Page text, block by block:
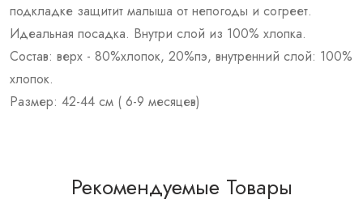
подкладке защитит малыша от непогоды и согреет.
Идеальная посадка. Внутри слой из 100% хлопка.
Состав: верх - 80%хлопок, 20%пэ, внутренний слой: 100%
хлопок.
Размер: 42-44 см ( 6-9 месяцев)
Рекомендуемые Товары